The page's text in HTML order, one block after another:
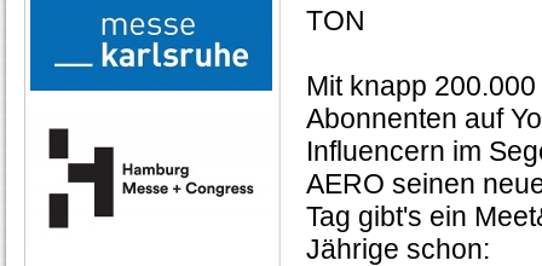
TON
Mit knapp
Abonnenten auf
Influencern im
AERO seinen
Tag gibt's ein
Jährige schon: